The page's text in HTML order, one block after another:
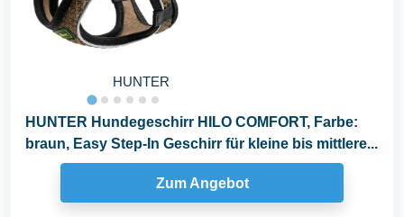
HUNTER
HUNTER Hundegeschirr HILO COMFORT, Farbe:
braun, Easy Step-In Geschirr für kleine bis mittlere...
Zum Angebot